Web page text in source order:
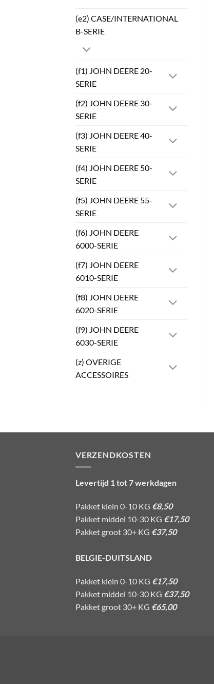
(e2) CASE/INTERNATIONAL
B-SERIE
(f1) JOHN DEERE 20-
SERIE
(f2) JOHN DEERE 30-
SERIE
(f3) JOHN DEERE 40-
SERIE
(f4) JOHN DEERE 50-
SERIE
(f5) JOHN DEERE 55-
SERIE
(f6) JOHN DEERE
6000-SERIE
(f7) JOHN DEERE
6010-SERIE
(f8) JOHN DEERE
6020-SERIE
(f9) JOHN DEERE
6030-SERIE
(z) OVERIGE
ACCESSOIRES
VERZENDKOSTEN
Levertijd 1 tot 7 werkdagen
Pakket klein 0-10 KG €8,50
Pakket middel 10-30 KG €17,50
Pakket groot 30+ KG €37,50
BELGIE-DUITSLAND
Pakket klein 0-10 KG €17,50
Pakket middel 10-30 KG €37,50
Pakket groot 30+ KG €65,00